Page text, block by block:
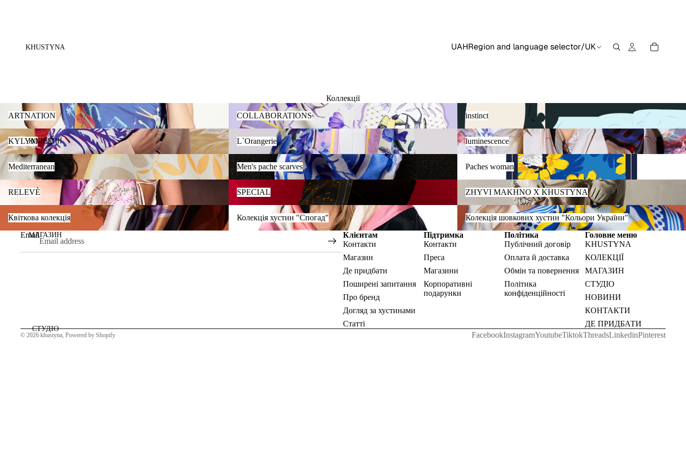
KHUSTYNA
КОЛЕКЦІЇ
МАГАЗИН
СТУДІО
UAHRegion and language selector/UK
Коллекції
ARTNATION
ARTNATION
COLLABORATIONS
COLLABORATIONS
instinct
instinct
KYLYM
KYLYM
L`Orangerie
luminescence
luminescence
Mediterranean
Mediterranean
Men's pache scarves
Men's pache scarves
Paches woman
RELEVÈ
RELEVÈ
SPECIAL
ZHYVI MAKHNO X KHUSTYNA
ZHYVI MAKHNO X KHUSTYNA
Квіткова колекція
Колекція хустин "Спогад"
Колекція хустин "Спогад"
Колекція шовкових хустин "Кольори України"
Колекція шовкових хустин "Кольори України"
Email
Клієнтам
Контакти
Магазин
Де придбати
Поширені запитання
Про бренд
Догляд за хустинами
Статті
Підтримка
Контакти
Преса
Магазини
Корпоративні
подарунки
Політика
Публічний договір
Оплата й доставка
Обмін та повернення
Політика
конфіденційності
Головне меню
KHUSTYNA
КОЛЕКЦІЇ
МАГАЗИН
СТУДІО
НОВИНИ
КОНТАКТИ
ДЕ ПРИДБАТИ
© 2026 khustyna, Powered by Shopify FacebookInstagramYoutubeTiktokThreadsLinkedinPinterest